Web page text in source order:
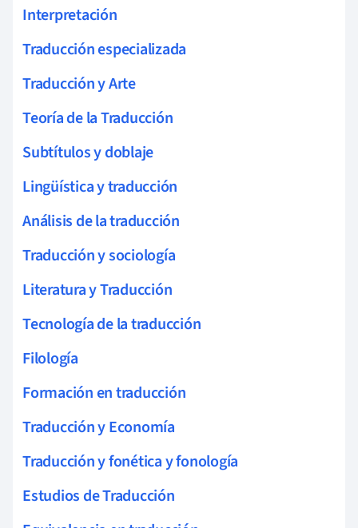
Interpretación
Traducción especializada
Traducción y Arte
Teoría de la Traducción
Subtítulos y doblaje
Lingüística y traducción
Análisis de la traducción
Traducción y sociología
Literatura y Traducción
Tecnología de la traducción
Filología
Formación en traducción
Traducción y Economía
Traducción y fonética y fonología
Estudios de Traducción